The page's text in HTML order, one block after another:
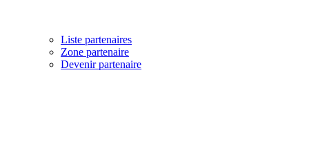
Liste partenaires
Zone partenaire
Devenir partenaire